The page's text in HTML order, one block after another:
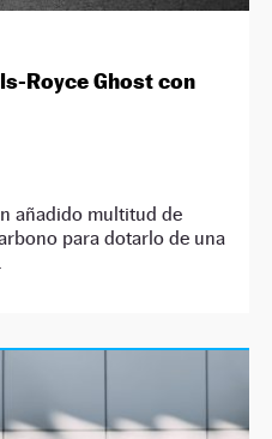
Royce Ghost con
añadido multitud de
para dotarlo de una